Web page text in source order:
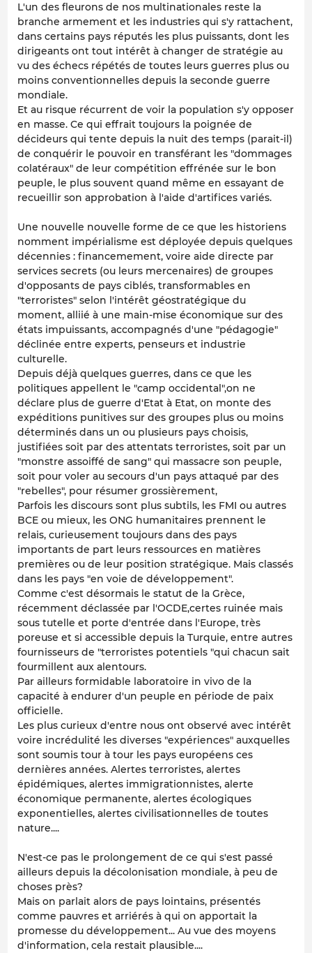
L'un des fleurons de nos multinationales reste la
branche armement et les industries qui s'y rattachent,
dans certains pays réputés les plus puissants, dont les
dirigeants ont tout intérêt à changer de stratégie au
vu des échecs répétés de toutes leurs guerres plus ou
moins conventionnelles depuis la seconde guerre
mondiale.
Et au risque récurrent de voir la population s'y opposer
en masse. Ce qui effrait toujours la poignée de
décideurs qui tente depuis la nuit des temps (parait-il)
de conquérir le pouvoir en transférant les "dommages
colatéraux" de leur compétition effrénée sur le bon
peuple, le plus souvent quand même en essayant de
recueillir son approbation à l'aide d'artifices variés.
Une nouvelle nouvelle forme de ce que les historiens
nomment impérialisme est déployée depuis quelques
décennies : financemement, voire aide directe par
services secrets (ou leurs mercenaires) de groupes
d'opposants de pays ciblés, transformables en
"terroristes" selon l'intérêt géostratégique du
moment, alliié à une main-mise économique sur des
états impuissants, accompagnés d'une "pédagogie"
déclinée entre experts, penseurs et industrie
culturelle.
Depuis déjà quelques guerres, dans ce que les
politiques appellent le "camp occidental",on ne
déclare plus de guerre d'Etat à Etat, on monte des
expéditions punitives sur des groupes plus ou moins
déterminés dans un ou plusieurs pays choisis,
justifiées soit par des attentats terroristes, soit par un
"monstre assoiffé de sang" qui massacre son peuple,
soit pour voler au secours d'un pays attaqué par des
"rebelles", pour résumer grossièrement,
Parfois les discours sont plus subtils, les FMI ou autres
BCE ou mieux, les ONG humanitaires prennent le
relais, curieusement toujours dans des pays
importants de part leurs ressources en matières
premières ou de leur position stratégique. Mais classés
dans les pays "en voie de développement".
Comme c'est désormais le statut de la Grèce,
récemment déclassée par l'OCDE,certes ruinée mais
sous tutelle et porte d'entrée dans l'Europe, très
poreuse et si accessible depuis la Turquie, entre autres
fournisseurs de "terroristes potentiels "qui chacun sait
fourmillent aux alentours.
Par ailleurs formidable laboratoire in vivo de la
capacité à endurer d'un peuple en période de paix
officielle.
Les plus curieux d'entre nous ont observé avec intérêt
voire incrédulité les diverses "expériences" auxquelles
sont soumis tour à tour les pays européens ces
dernières années. Alertes terroristes, alertes
épidémiques, alertes immigrationnistes, alerte
économique permanente, alertes écologiques
exponentielles, alertes civilisationnelles de toutes
nature....
N'est-ce pas le prolongement de ce qui s'est passé
ailleurs depuis la décolonisation mondiale, à peu de
choses près?
Mais on parlait alors de pays lointains, présentés
comme pauvres et arriérés à qui on apportait la
promesse du développement... Au vue des moyens
d'information, cela restait plausible....